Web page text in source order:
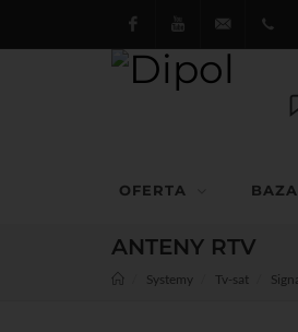
FacebookYoutube
OFERTA
ANTENY RTV
Systemy Tv-sat